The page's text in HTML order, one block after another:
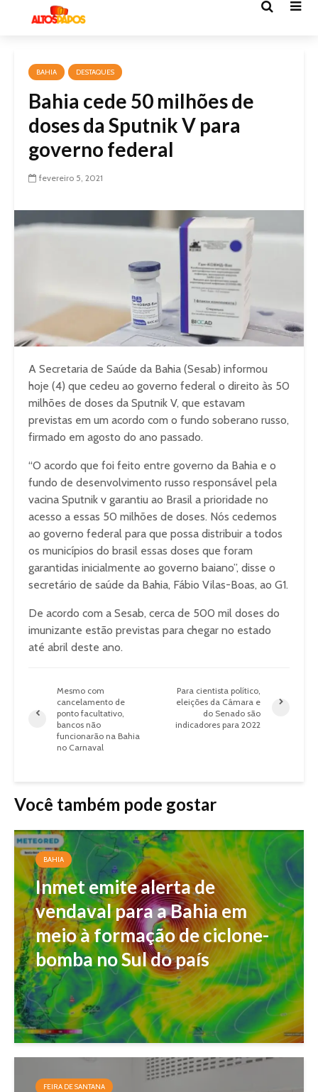
BAHIA DESTAQUES
Bahia cede 50 milhões de
doses da Sputnik V para
governo federal
fevereiro 5, 2021
A Secretaria de Saúde da Bahia (Sesab) informou
hoje (4) que cedeu ao governo federal o direito às 50
milhões de doses da Sputnik V, que estavam
previstas em um acordo com o fundo soberano russo,
firmado em agosto do ano passado.
“O acordo que foi feito entre governo da Bahia e o
fundo de desenvolvimento russo responsável pela
vacina Sputnik v garantiu ao Brasil a prioridade no
acesso a essas 50 milhões de doses. Nós cedemos
ao governo federal para que possa distribuir a todos
os municípios do brasil essas doses que foram
garantidas inicialmente ao governo baiano”, disse o
secretário de saúde da Bahia, Fábio Vilas-Boas, ao G1.
De acordo com a Sesab, cerca de 500 mil doses do
imunizante estão previstas para chegar no estado
até abril deste ano.
Mesmo com
cancelamento de
ponto facultativo,
bancos não
funcionarão na Bahia
no Carnaval
Para cientista político,
eleições da Câmara e
do Senado são
indicadores para 2022
Você também pode gostar
BAHIA
Inmet emite alerta de
vendaval para a Bahia em
meio à formação de ciclone-
bomba no Sul do país
FEIRA DE SANTANA